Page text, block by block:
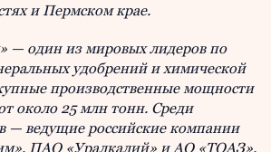
и Пермском крае.
— один из мировых лидеров по
удобрений и химической
производственные мощности
около 25 млн тонн. Среди
— ведущие российские компании
ПАО «Уралкалий» и АО «ТОАЗ».